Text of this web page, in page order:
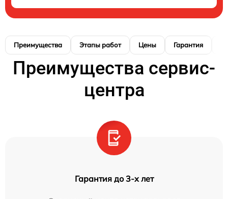
Преимущества Этапы работ Цены Гарантия
Преимущества сервис-
центра
Гарантия до 3-х лет